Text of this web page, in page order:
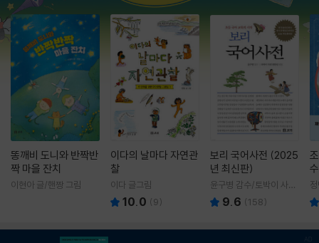
똥깨비 도니와 반짝반
짝 마을 잔치
이현아 글/핸짱 그림
이다의 날마다 자연관
찰
이다 글그림
10.0 (9)
보리 국어사전 (2025
년 최신판)
윤구병 감수/토박이 사전
편찬실 편
9.6 (158)